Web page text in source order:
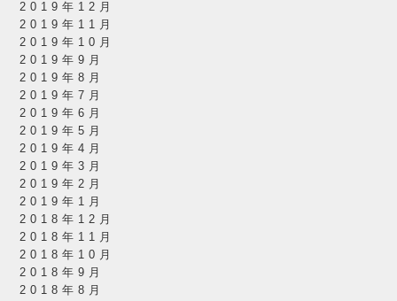
2019年12月
2019年11月
2019年10月
2019年9月
2019年8月
2019年7月
2019年6月
2019年5月
2019年4月
2019年3月
2019年2月
2019年1月
2018年12月
2018年11月
2018年10月
2018年9月
2018年8月